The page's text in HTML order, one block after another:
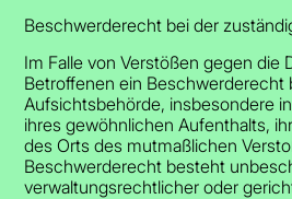
Beschwerde­recht bei der
Im Falle von Verstößen gegen die
Betroffenen ein Beschwerderecht
Aufsichtsbehörde, insbesondere
ihres gewöhnlichen Aufenthalts,
des Orts des mutmaßlichen
Beschwerderecht besteht
verwaltungsrechtlicher oder